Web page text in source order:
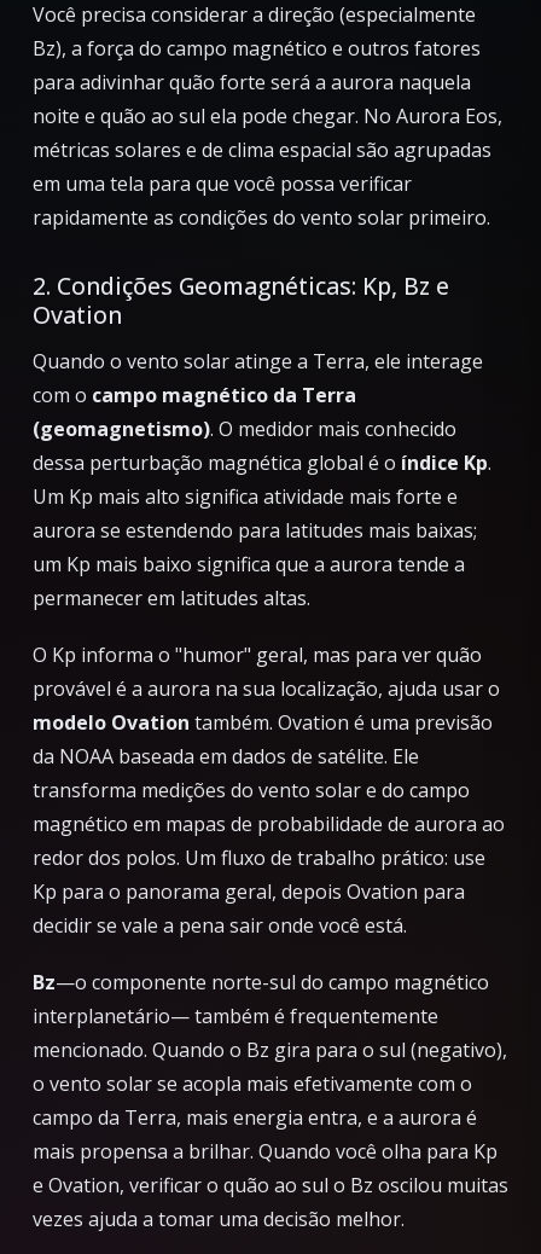
Você precisa considerar a direção (especialmente
Bz), a força do campo magnético e outros fatores
para adivinhar quão forte será a aurora naquela
noite e quão ao sul ela pode chegar. No Aurora Eos,
métricas solares e de clima espacial são agrupadas
em uma tela para que você possa verificar
rapidamente as condições do vento solar primeiro.
2. Condições Geomagnéticas: Kp, Bz e
Ovation
Quando o vento solar atinge a Terra, ele interage
com o campo magnético da Terra
(geomagnetismo). O medidor mais conhecido
dessa perturbação magnética global é o índice Kp.
Um Kp mais alto significa atividade mais forte e
aurora se estendendo para latitudes mais baixas;
um Kp mais baixo significa que a aurora tende a
permanecer em latitudes altas.
O Kp informa o "humor" geral, mas para ver quão
provável é a aurora na sua localização, ajuda usar o
modelo Ovation também. Ovation é uma previsão
da NOAA baseada em dados de satélite. Ele
transforma medições do vento solar e do campo
magnético em mapas de probabilidade de aurora ao
redor dos polos. Um fluxo de trabalho prático: use
Kp para o panorama geral, depois Ovation para
decidir se vale a pena sair onde você está.
Bz—o componente norte-sul do campo magnético
interplanetário— também é frequentemente
mencionado. Quando o Bz gira para o sul (negativo),
o vento solar se acopla mais efetivamente com o
campo da Terra, mais energia entra, e a aurora é
mais propensa a brilhar. Quando você olha para Kp
e Ovation, verificar o quão ao sul o Bz oscilou muitas
vezes ajuda a tomar uma decisão melhor.